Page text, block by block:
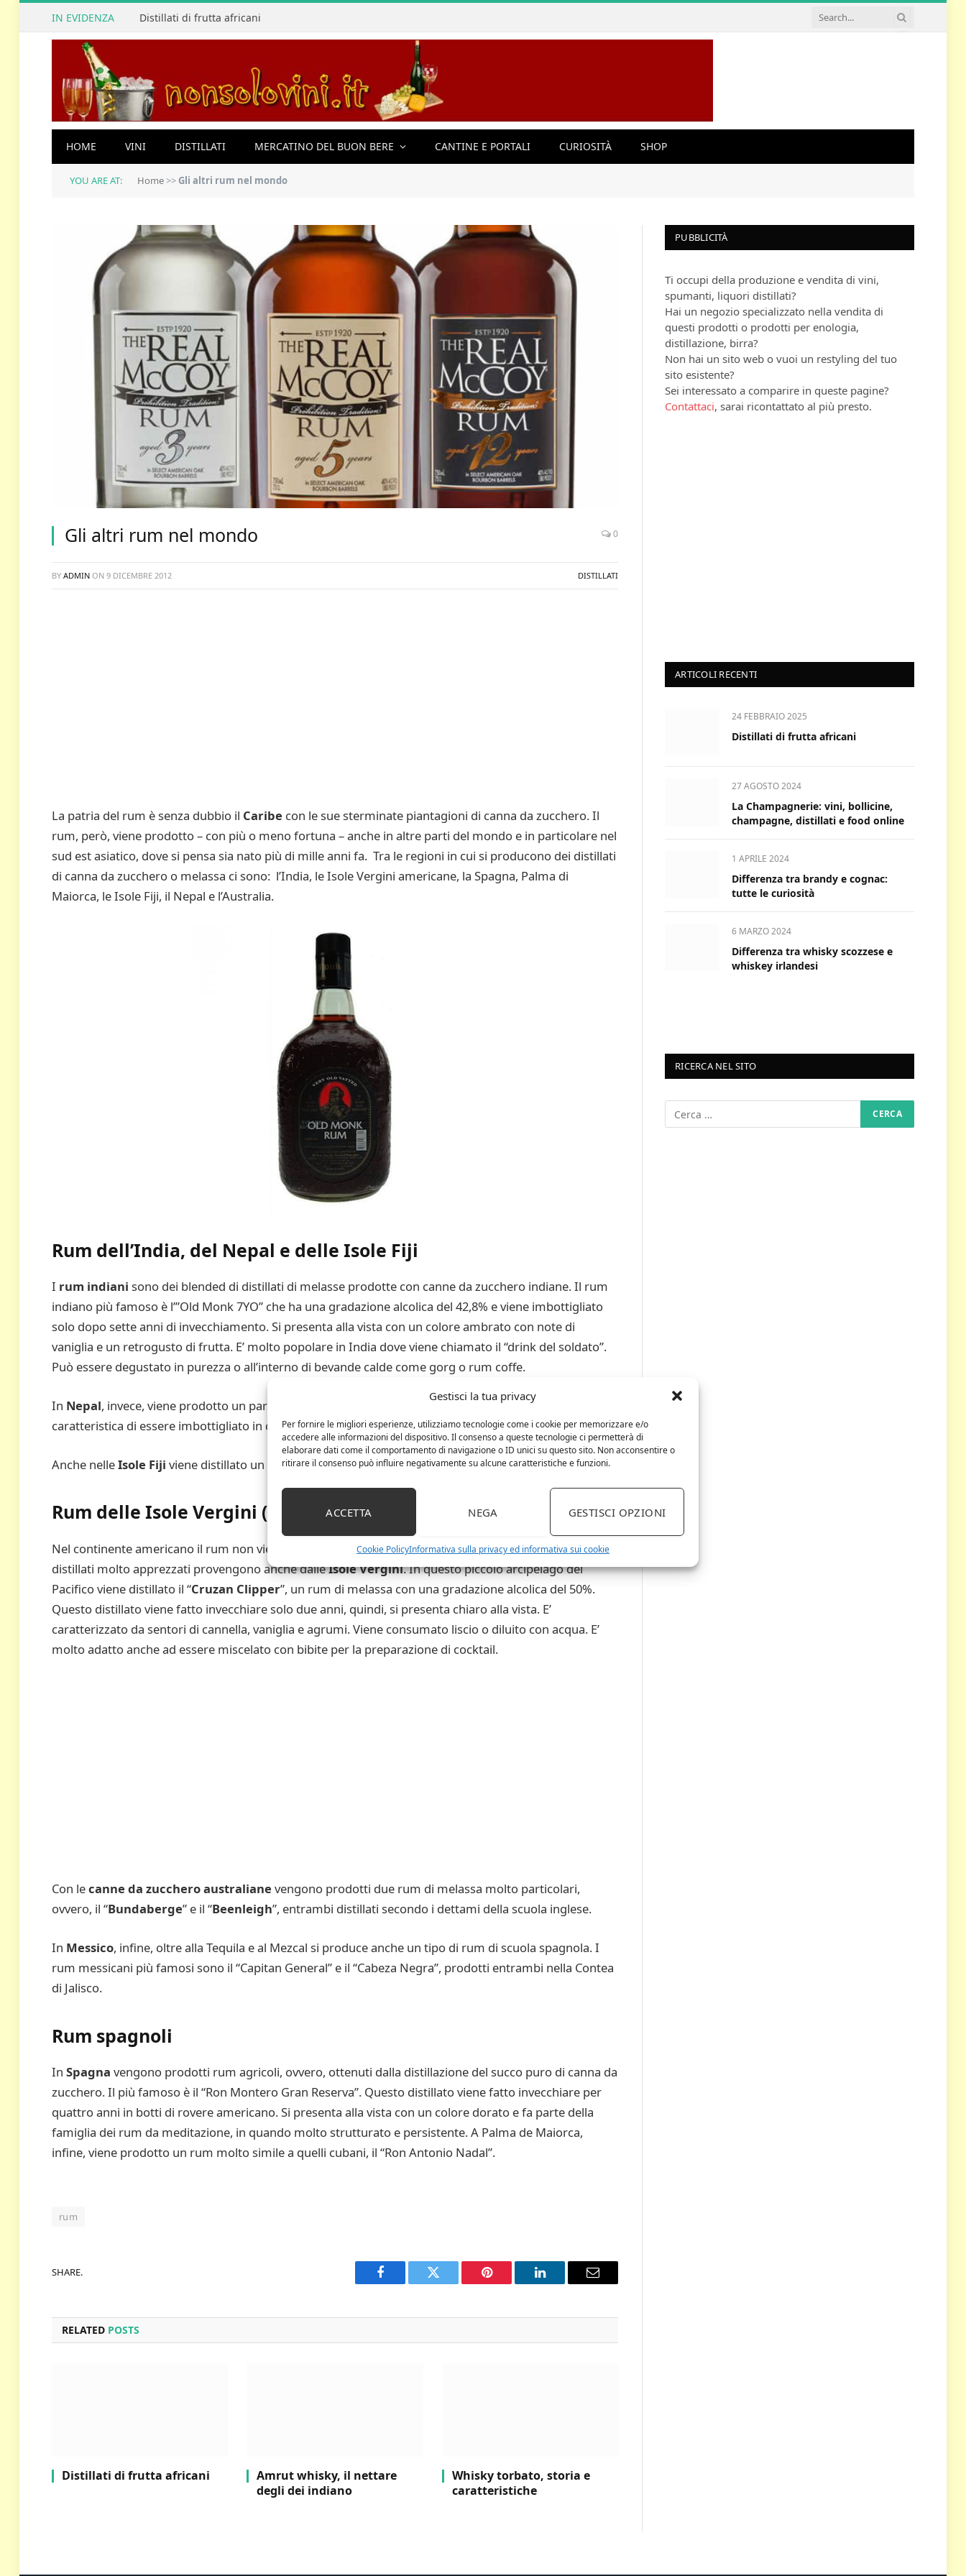
Gestisci la tua privacy
Per fornire le migliori esperienze, utilizziamo tecnologie come i cookie per memorizzare e/o
accedere alle informazioni del dispositivo. Il consenso a queste tecnologie ci permetterà di
elaborare dati come il comportamento di navigazione o ID unici su questo sito. Non acconsentire o
ritirare il consenso può influire negativamente su alcune caratteristiche e funzioni.
ACCETTA NEGA GESTISCI OPZIONI
Cookie PolicyInformativa sulla privacy ed informativa sui cookie
IN EVIDENZA Distillati di frutta africani
HOME VINI DISTILLATI MERCATINO DEL BUON BERE CANTINE E PORTALI CURIOSITÀ SHOP
YOU ARE AT: Home>>Gli altri rum nel mondo
Gli altri rum nel mondo 0
BY ADMIN ON 9 DICEMBRE 2012 DISTILLATI
La patria del rum è senza dubbio il Caribe con le sue sterminate piantagioni di canna da zucchero. Il
rum, però, viene prodotto – con più o meno fortuna – anche in altre parti del mondo e in particolare nel
sud est asiatico, dove si pensa sia nato più di mille anni fa. Tra le regioni in cui si producono dei distillati
di canna da zucchero o melassa ci sono: l’India, le Isole Vergini americane, la Spagna, Palma di
Maiorca, le Isole Fiji, il Nepal e l’Australia.
Rum dell’India, del Nepal e delle Isole Fiji
I rum indiani sono dei blended di distillati di melasse prodotte con canne da zucchero indiane. Il rum
indiano più famoso è l’”Old Monk 7YO” che ha una gradazione alcolica del 42,8% e viene imbottigliato
solo dopo sette anni di invecchiamento. Si presenta alla vista con un colore ambrato con note di
vaniglia e un retrogusto di frutta. E’ molto popolare in India dove viene chiamato il “drink del soldato”.
Può essere degustato in purezza o all’interno di bevande calde come gorg o rum coffe.
In Nepal, invece, viene prodotto un particolare tipo di rum chiamato “Coronation Khurri” che ha la
caratteristica di essere imbottigliato in curiose bottiglie a forma di pugnale.
Anche nelleIsole Fiji viene distillato un rum di melassa che si chiama “Trum Seven Tiki”.
Rum delle Isole Vergini (Usa) , dell’ Australia e del Messico
Nel continente americano il rum non viene prodotto esclusivamente nelle regioni caraibiche, ma,
distillati molto apprezzati provengono anche dalleIsole Vergini. In questo piccolo arcipelago del
Pacifico viene distillato il “Cruzan Clipper”, un rum di melassa con una gradazione alcolica del 50%.
Questo distillato viene fatto invecchiare solo due anni, quindi, si presenta chiaro alla vista. E’
caratterizzato da sentori di cannella, vaniglia e agrumi. Viene consumato liscio o diluito con acqua. E’
molto adatto anche ad essere miscelato con bibite per la preparazione di cocktail.
Con lecanne da zucchero australiane vengono prodotti due rum di melassa molto particolari,
ovvero, il “Bundaberge” e il “Beenleigh”, entrambi distillati secondo i dettami della scuola inglese.
In Messico, infine, oltre alla Tequila e al Mezcal si produce anche un tipo di rum di scuola spagnola. I
rum messicani più famosi sono il “Capitan General” e il “Cabeza Negra”, prodotti entrambi nella Contea
di Jalisco.
Rum spagnoli
In Spagna vengono prodotti rum agricoli, ovvero, ottenuti dalla distillazione del succo puro di canna da
zucchero. Il più famoso è il “Ron Montero Gran Reserva”. Questo distillato viene fatto invecchiare per
quattro anni in botti di rovere americano. Si presenta alla vista con un colore dorato e fa parte della
famiglia dei rum da meditazione, in quando molto strutturato e persistente. A Palma de Maiorca,
infine, viene prodotto un rum molto simile a quelli cubani, il “Ron Antonio Nadal”.
rum
SHARE.
Facebook Twitter Pinterest LinkedIn Email
RELATED POSTS
Distillati di frutta africani
Amrut whisky, il nettare
degli dei indiano
Whisky torbato, storia e
caratteristiche
PUBBLICITÀ
Ti occupi della produzione e vendita di vini,
spumanti, liquori distillati?
Hai un negozio specializzato nella vendita di
questi prodotti o prodotti per enologia,
distillazione, birra?
Non hai un sito web o vuoi un restyling del tuo
sito esistente?
Sei interessato a comparire in queste pagine?
Contattaci, sarai ricontattato al più presto.
ARTICOLI RECENTI
24 FEBBRAIO 2025
Distillati di frutta africani
27 AGOSTO 2024
La Champagnerie: vini, bollicine,
champagne, distillati e food online
1 APRILE 2024
Differenza tra brandy e cognac:
tutte le curiosità
6 MARZO 2024
Differenza tra whisky scozzese e
whiskey irlandesi
RICERCA NEL SITO